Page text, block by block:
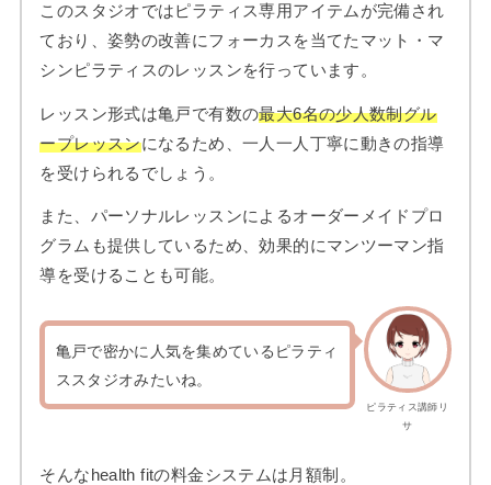
このスタジオではピラティス専用アイテムが完備され
ており、姿勢の改善にフォーカスを当てたマット・マ
シンピラティスのレッスンを行っています。
レッスン形式は亀戸で有数の最大6名の少人数制グル
ープレッスンになるため、一人一人丁寧に動きの指導
を受けられるでしょう。
また、パーソナルレッスンによるオーダーメイドプロ
グラムも提供しているため、効果的にマンツーマン指
導を受けることも可能。
ピラティス講師リ
サ
亀戸で密かに人気を集めているピラティ
ススタジオみたいね。
そんなhealth fitの料金システムは月額制。